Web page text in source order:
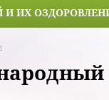
И ИХ